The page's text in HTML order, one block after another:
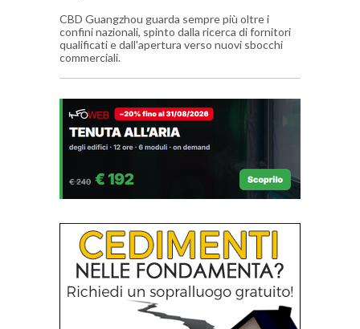
CBD Guangzhou guarda sempre più oltre i
confini nazionali, spinto dalla ricerca di fornitori
qualificati e dall'apertura verso nuovi sbocchi
commerciali.